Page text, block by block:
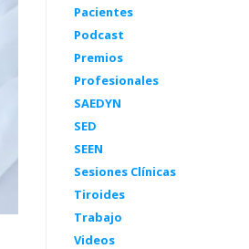
Pacientes
Podcast
Premios
Profesionales
SAEDYN
SED
SEEN
Sesiones Clínicas
Tiroides
Trabajo
Videos